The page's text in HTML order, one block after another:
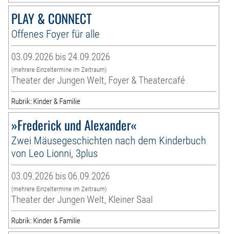
PLAY & CONNECT
Offenes Foyer für alle
03.09.2026 bis 24.09.2026
(mehrere Einzeltermine im Zeitraum)
Theater der Jungen Welt, Foyer & Theatercafé
Rubrik: Kinder & Familie
»Frederick und Alexander«
Zwei Mäusegeschichten nach dem Kinderbuch
von Leo Lionni, 3plus
03.09.2026 bis 06.09.2026
(mehrere Einzeltermine im Zeitraum)
Theater der Jungen Welt, Kleiner Saal
Rubrik: Kinder & Familie